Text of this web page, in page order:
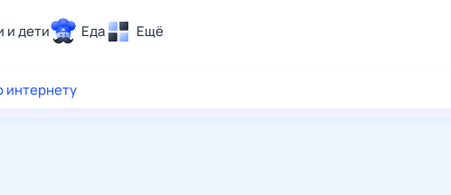
и дети Еда Ещё
интернету